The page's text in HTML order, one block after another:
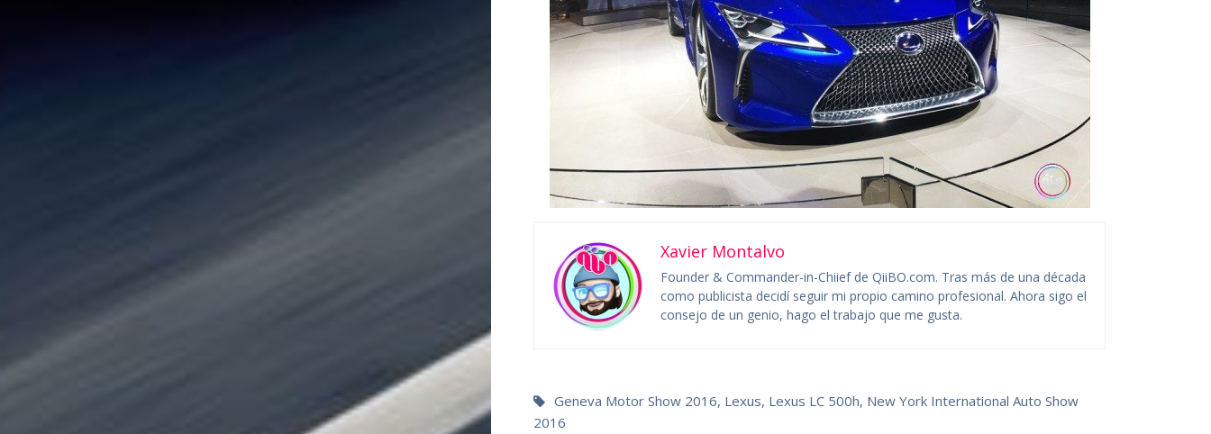
Xavier Montalvo
Founder & Commander-in-Chiief de QiiBO.com. Tras más de una década
como publicista decidí seguir mi propio camino profesional. Ahora sigo el
consejo de un genio, hago el trabajo que me gusta.
Geneva Motor Show 2016, Lexus, Lexus LC 500h, New York International Auto Show
2016